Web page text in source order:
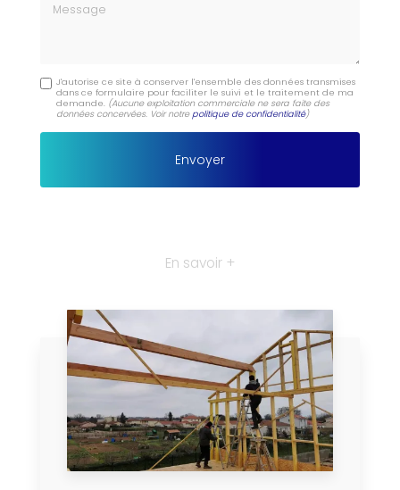
Message
J'autorise ce site à conserver l'ensemble des données transmises
dans ce formulaire pour faciliter le suivi et le traitement de ma
demande. (Aucune exploitation commerciale ne sera faite des
données concervées. Voir notrepolitique de confidentialité)
En savoir +